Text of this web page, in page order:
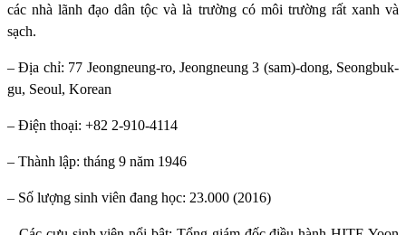
các nhà lãnh đạo dân tộc và là trường có môi trường rất xanh và
sạch.
– Địa chỉ: 77 Jeongneung-ro, Jeongneung 3 (sam)-dong, Seongbuk-
gu, Seoul, Korean
– Điện thoại: +82 2-910-4114
– Thành lập: tháng 9 năm 1946
– Số lượng sinh viên đang học: 23.000 (2016)